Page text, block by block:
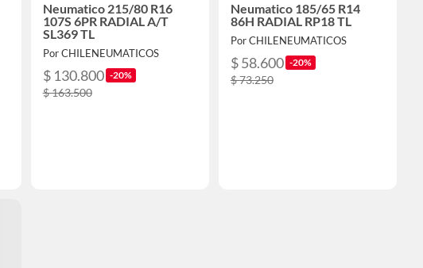
Neumatico 215/80 R16
107S 6PR RADIAL A/T
SL369 TL
Por CHILENEUMATICOS
$ 130.800 -20%
$ 163.500
Neumatico 185/65 R14
86H RADIAL RP18 TL
Por CHILENEUMATICOS
$ 58.600 -20%
$ 73.250